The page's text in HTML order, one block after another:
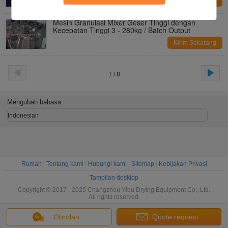
Mesin Granulasi Mixer Geser Tinggi dengan
Kecepatan Tinggi 3 - 280kg / Batch Output
Kirim Sekarang
1 / 8
Obrolan Quote request
Mengubah bahasa
Indonesian
Rumah Tentang kami Hubungi kami Sitemap
Kebijakan Privasi
Tampilan desktop
Copyright © 2017 - 2025 Changzhou Yibu Drying Equipment Co., Ltd.
All rights reserved.